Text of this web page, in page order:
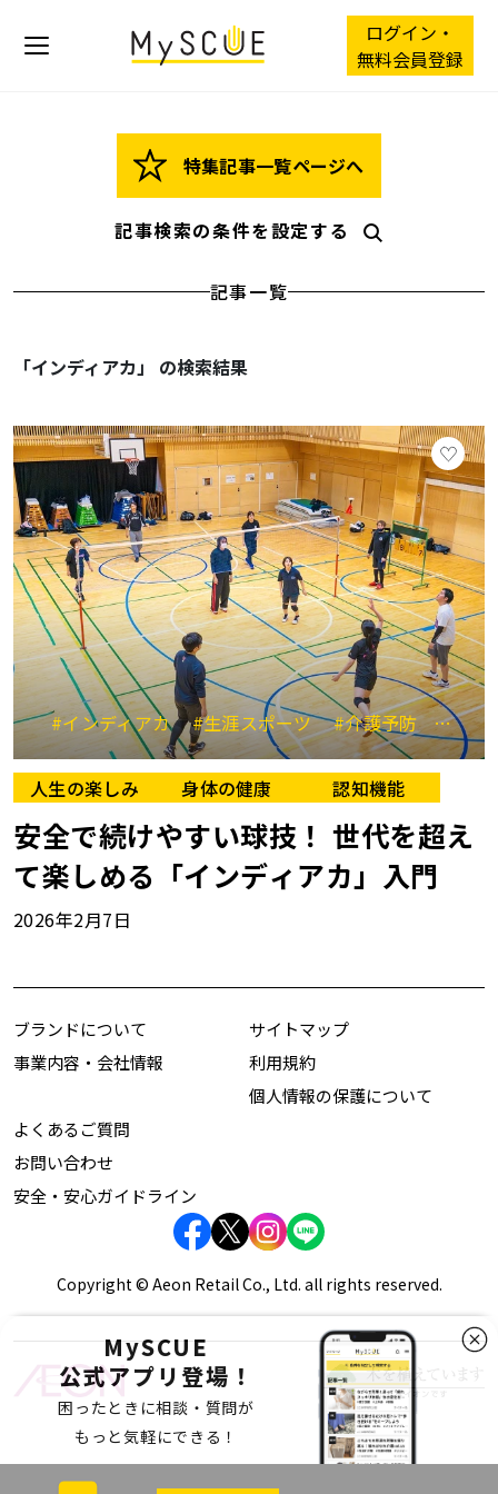
ログイン・
無料会員登録
特集記事一覧ページへ
記事検索の条件を設定する
記事一覧
「インディアカ」 の検索結果
#インディアカ #生涯スポーツ #介護予防 #フレ
人生の楽しみ 身体の健康 認知機能
安全で続けやすい球技！ 世代を超え
て楽しめる「インディアカ」入門
2026年2月7日
MySCUE
公式アプリ登場！
困ったときに相談・質問が
もっと気軽にできる！
ブランドについて
事業内容・会社情報
サイトマップ
利用規約
個人情報の保護について
よくあるご質問
お問い合わせ
安全・安心ガイドライン
Copyright © Aeon Retail Co., Ltd. all rights reserved.